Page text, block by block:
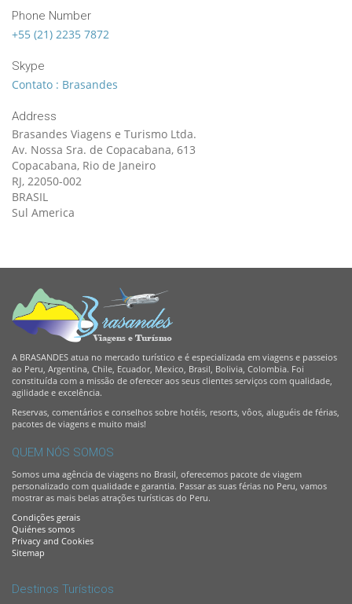
Phone Number
+55 (21) 2235 7872
Skype
Contato : Brasandes
Address
Brasandes Viagens e Turismo Ltda.
Av. Nossa Sra. de Copacabana, 613
Copacabana, Rio de Janeiro
RJ, 22050-002
BRASIL
Sul America
A BRASANDES atua no mercado turístico e é especializada em viagens e passeios
ao Peru, Argentina, Chile, Ecuador, Mexico, Brasil, Bolivia, Colombia. Foi
constituída com a missão de oferecer aos seus clientes serviços com qualidade,
agilidade e excelência.
Reservas, comentários e conselhos sobre hotéis, resorts, vôos, aluguéis de férias,
pacotes de viagens e muito mais!
QUEM NÓS SOMOS
Somos uma agência de viagens no Brasil, oferecemos pacote de viagem
personalizado com qualidade e garantia. Passar as suas férias no Peru, vamos
mostrar as mais belas atrações turísticas do Peru.
Condições gerais
Quiénes somos
Privacy and Cookies
Sitemap
Destinos Turísticos